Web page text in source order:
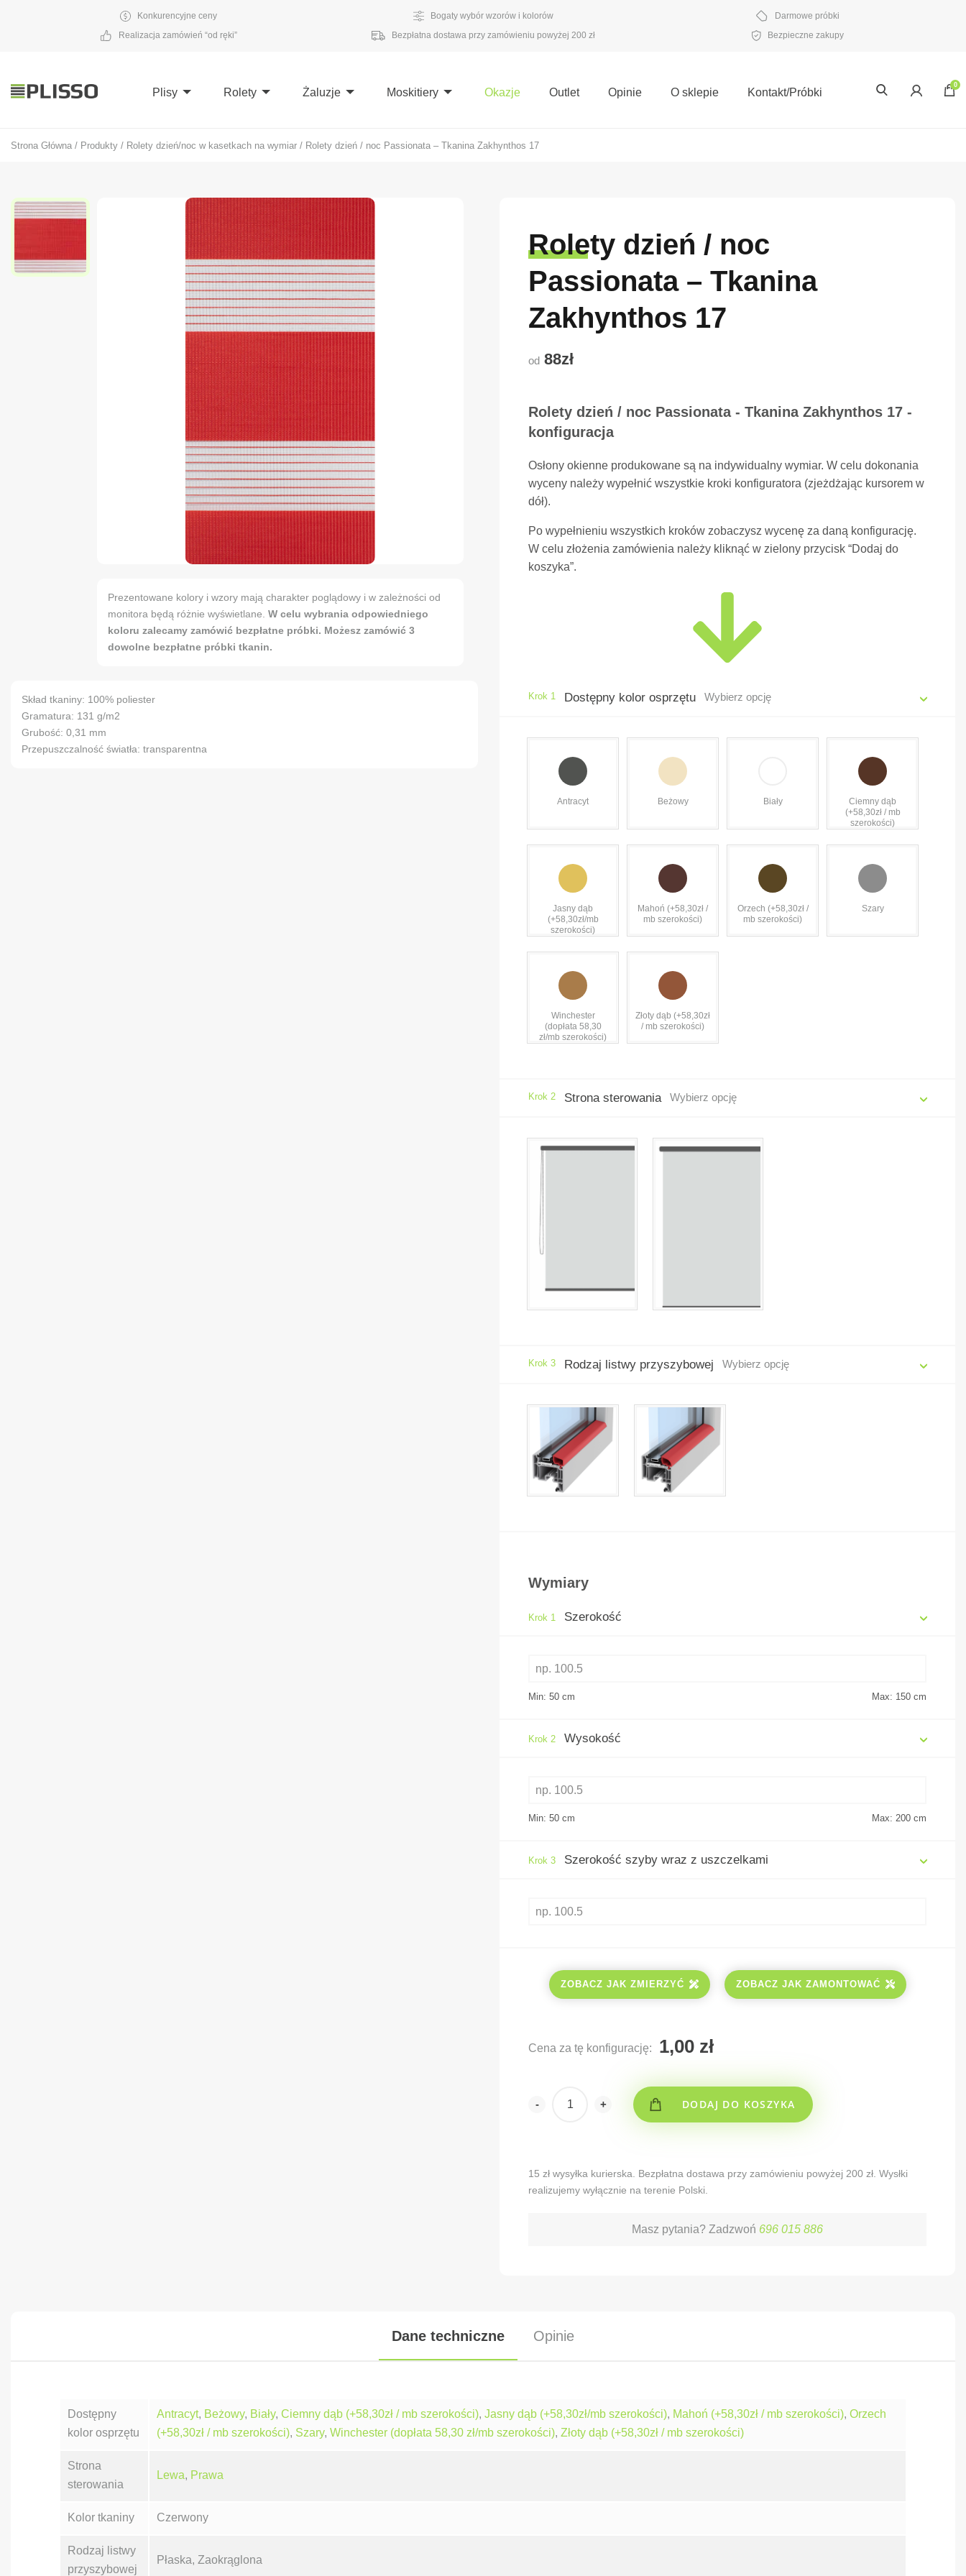
Konkurencyjne ceny Bogaty wybór wzorów i kolorów
Darmowe próbki
Realizacja zamówień “od ręki”
Bezpłatna dostawa przy zamówieniu powyżej 200 zł Bezpieczne zakupy
Plisy Rolety Żaluzje Moskitiery Okazje Outlet Opinie O sklepie Kontakt/Próbki
0
Strona Główna / Produkty / Rolety dzień/noc w kasetkach na wymiar / Rolety dzień / noc Passionata – Tkanina Zakhynthos 17
Prezentowane kolory i wzory mają charakter poglądowy i w zależności od
monitora będą różnie wyświetlane. W celu wybrania odpowiedniego
koloru zalecamy zamówić bezpłatne próbki. Możesz zamówić 3
dowolne bezpłatne próbki tkanin.
Skład tkaniny: 100% poliester
Gramatura: 131 g/m2
Grubość: 0,31 mm
Przepuszczalność światła: transparentna
Rolety dzień / noc
Passionata – Tkanina
Zakhynthos 17
od 88zł
Rolety dzień / noc Passionata - Tkanina Zakhynthos 17 -
konfiguracja
Osłony okienne produkowane są na indywidualny wymiar. W celu dokonania
wyceny należy wypełnić wszystkie kroki konfiguratora (zjeżdżając kursorem w
dół).
Po wypełnieniu wszystkich kroków zobaczysz wycenę za daną konfigurację.
W celu złożenia zamówienia należy kliknąć w zielony przycisk “Dodaj do
koszyka”.
Krok 1 Dostępny kolor osprzętu Wybierz opcję
Antracyt Beżowy Biały
Ciemny dąb
(+58,30zł / mb
szerokości)
Jasny dąb
(+58,30zł/mb
szerokości)
Mahoń (+58,30zł /
mb szerokości)
Orzech (+58,30zł /
mb szerokości)
Szary
Winchester
(dopłata 58,30
zł/mb szerokości)
Złoty dąb (+58,30zł
/ mb szerokości)
Krok 2 Strona sterowania Wybierz opcję
Krok 3 Rodzaj listwy przyszybowej Wybierz opcję
Wymiary
Krok 1 Szerokość
Min: 50 cm Max: 150 cm
Krok 2 Wysokość
Min: 50 cm Max: 200 cm
Krok 3 Szerokość szyby wraz z uszczelkami
ZOBACZ JAK ZMIERZYĆ ZOBACZ JAK ZAMONTOWAĆ
Cena za tę konfigurację:
- + DODAJ DO KOSZYKA
15 zł wysyłka kurierska. Bezpłatna dostawa przy zamówieniu powyżej 200 zł. Wysłki
realizujemy wyłącznie na terenie Polski.
Masz pytania? Zadzwoń 696 015 886
Dane techniczne Opinie
Dostępny
kolor osprzętu
Antracyt, Beżowy, Biały, Ciemny dąb (+58,30zł / mb szerokości), Jasny dąb (+58,30zł/mb szerokości), Mahoń (+58,30zł / mb szerokości), Orzech
(+58,30zł / mb szerokości), Szary, Winchester (dopłata 58,30 zł/mb szerokości), Złoty dąb (+58,30zł / mb szerokości)
Strona
sterowania
Lewa, Prawa
Kolor tkaniny Czerwony
Rodzaj listwy
przyszybowej
Płaska, Zaokrąglona